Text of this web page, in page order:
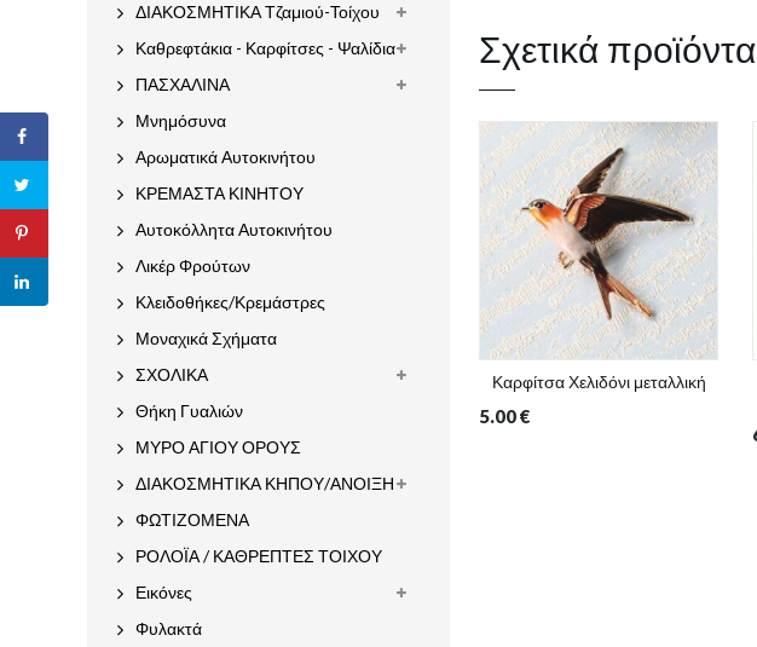
Σχετικά προϊόντα
Καρφίτσα Χελιδόνι μεταλλική
5.00€
ΔΙΑΚΟΣΜΗΤΙΚΑ Τζαμιού-Τοίχου
Καθρεφτάκια - Καρφίτσες - Ψαλίδια
ΠΑΣΧΑΛΙΝΑ
Μνημόσυνα
Αρωματικά Αυτοκινήτου
ΚΡΕΜΑΣΤΑ ΚΙΝΗΤΟΥ
Αυτοκόλλητα Αυτοκινήτου
Λικέρ Φρούτων
Κλειδοθήκες/Κρεμάστρες
Μοναχικά Σχήματα
ΣΧΟΛΙΚΑ
Θήκη Γυαλιών
ΜΥΡΟ ΑΓΙΟΥ ΟΡΟΥΣ
ΔΙΑΚΟΣΜΗΤΙΚΑ ΚΗΠΟΥ/ΑΝΟΙΞΗ
ΦΩΤΙΖΟΜΕΝΑ
ΡΟΛΟΪΑ / ΚΑΘΡΕΠΤΕΣ ΤΟΙΧΟΥ
Εικόνες
Φυλακτά